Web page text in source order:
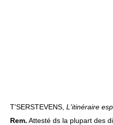
T'SERSTEVENS, L'itinéraire
Rem. Attesté ds la plupart des